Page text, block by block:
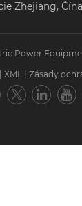
Zhejiang, Čína
Power
XML Zásady